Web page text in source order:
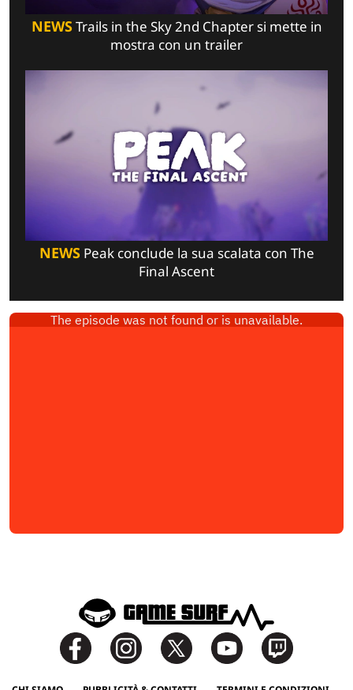
NEWSTrails in the Sky 2nd Chapter si mette in
mostra con un trailer
NEWSPeak conclude la sua scalata con The
Final Ascent